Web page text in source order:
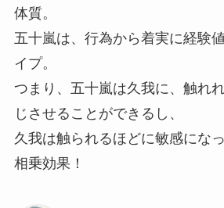
体質。
五十嵐は、行為から着実に経験
イプ。
つまり、五十嵐は久我に、触れ
じさせることができるし、
久我は触られるほどに敏感にな
相乗効果！